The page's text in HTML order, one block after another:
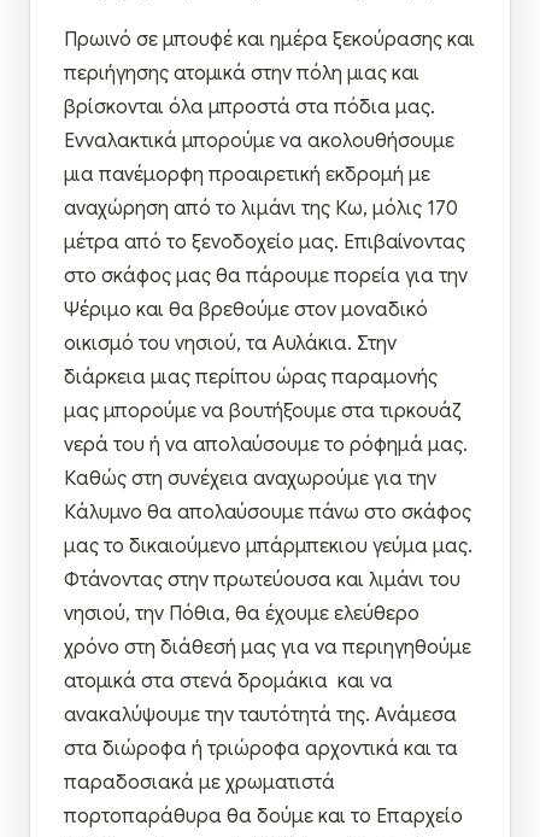
Πρωινό σε μπουφέ και ημέρα ξεκούρασης και
περιήγησης ατομικά στην πόλη μιας και
βρίσκονται όλα μπροστά στα πόδια μας.
Ενναλακτικά μπορούμε να ακολουθήσουμε
μια πανέμορφη προαιρετική εκδρομή με
αναχώρηση από το λιμάνι της Κω, μόλις 170
μέτρα από το ξενοδοχείο μας. Επιβαίνοντας
στο σκάφος μας θα πάρουμε πορεία για την
Ψέριμο και θα βρεθούμε στον μοναδικό
οικισμό του νησιού, τα Αυλάκια. Στην
διάρκεια μιας περίπου ώρας παραμονής
μας μπορούμε να βουτήξουμε στα τιρκουάζ
νερά του ή να απολαύσουμε το ρόφημά μας.
Καθώς στη συνέχεια αναχωρούμε για την
Κάλυμνο θα απολαύσουμε πάνω στο σκάφος
μας το δικαιούμενο μπάρμπεκιου γεύμα μας.
Φτάνοντας στην πρωτεύουσα και λιμάνι του
νησιού, την Πόθια, θα έχουμε ελεύθερο
χρόνο στη διάθεσή μας για να περιηγηθούμε
ατομικά στα στενά δρομάκια και να
ανακαλύψουμε την ταυτότητά της. Ανάμεσα
στα διώροφα ή τριώροφα αρχοντικά και τα
παραδοσιακά με χρωματιστά
πορτοπαράθυρα θα δούμε και το Επαρχείο